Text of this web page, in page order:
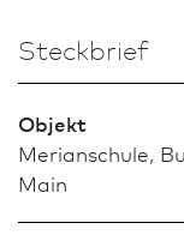
Steckbrief
Objekt
Merianschule,
Main